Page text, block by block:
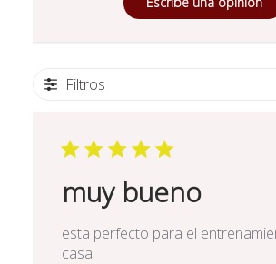
Filtros
muy bueno
esta perfecto para el
casa